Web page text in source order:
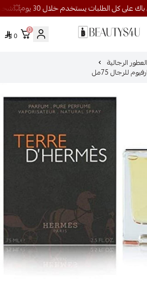
روائح الجمال
0
0
العطور الرجالية
للرجال 75مل